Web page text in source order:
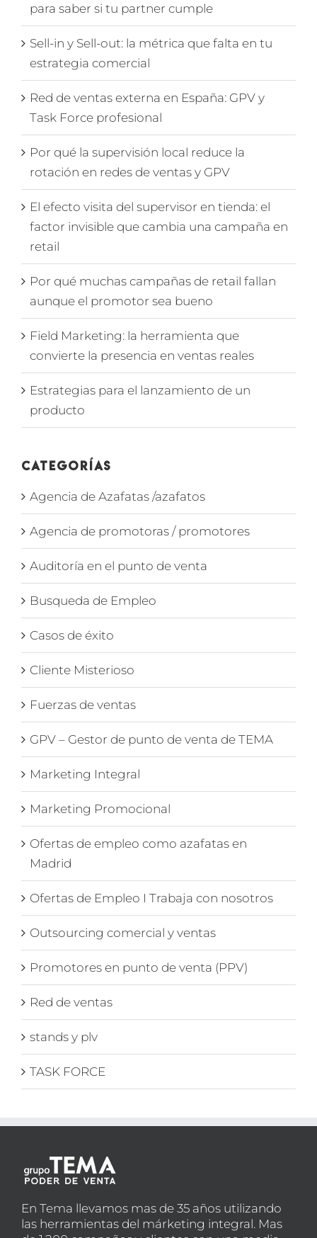
para saber si tu partner cumple
Sell-in y Sell-out: la métrica que falta en tu
estrategia comercial
Red de ventas externa en España: GPV y
Task Force profesional
Por qué la supervisión local reduce la
rotación en redes de ventas y GPV
El efecto visita del supervisor en tienda: el
factor invisible que cambia una campaña en
retail
Por qué muchas campañas de retail fallan
aunque el promotor sea bueno
Field Marketing: la herramienta que
convierte la presencia en ventas reales
Estrategias para el lanzamiento de un
producto
Categorías
Agencia de Azafatas /azafatos
Agencia de promotoras / promotores
Auditoría en el punto de venta
Busqueda de Empleo
Casos de éxito
Cliente Misterioso
Fuerzas de ventas
GPV – Gestor de punto de venta de TEMA
Marketing Integral
Marketing Promocional
Ofertas de empleo como azafatas en
Madrid
Ofertas de Empleo I Trabaja con nosotros
Outsourcing comercial y ventas
Promotores en punto de venta (PPV)
Red de ventas
stands y plv
TASK FORCE
En Tema llevamos mas de 35 años utilizando
las herramientas del márketing integral. Mas